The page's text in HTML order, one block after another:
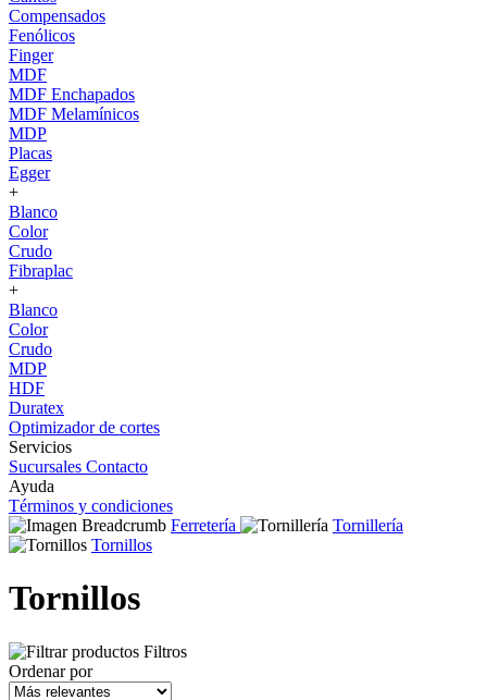
Compensados
Fenólicos
Finger
MDF
MDF Enchapados
MDF Melamínicos
MDP
Placas
Egger
+
Blanco
Color
Crudo
Fibraplac
+
Blanco
Color
Crudo
MDP
HDF
Duratex
Optimizador de cortes
Servicios
Sucursales Contacto
Ayuda
Términos y condiciones
Ferretería
Tornillería
Tornillos
Tornillos
Filtros
Ordenar por